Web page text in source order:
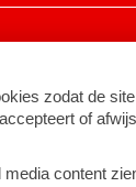
2026BNNVARA